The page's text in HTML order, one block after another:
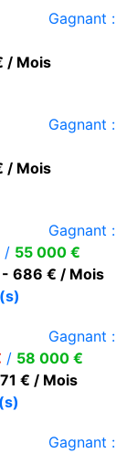
Gagnant :
/ Mois
Gagnant :
/ Mois
Gagnant :
/ 55 000 €
686 € / Mois
Gagnant :
/ 58 000 €
€ / Mois
Gagnant :